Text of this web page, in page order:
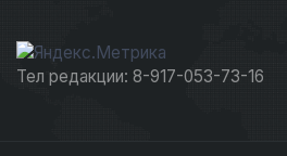
Тел редакции: 8-917-053-73-16